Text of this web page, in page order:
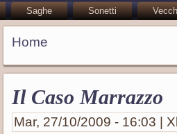
Saghe Sonetti
Home
Il Caso Marrazzo
Mar, 27/10/2009 - 16:03 |